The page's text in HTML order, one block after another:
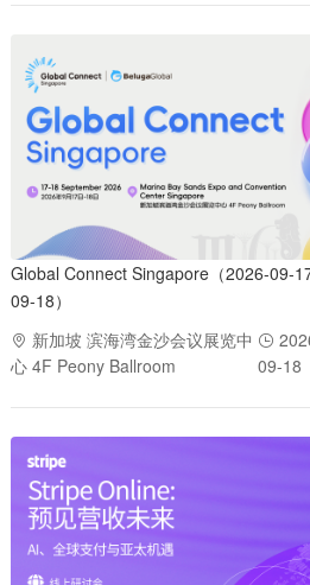
Global Connect Singapore（2026-09-
09-18）
新加坡 滨海湾金沙会议展览中
心 4F Peony Ballroom
09-18